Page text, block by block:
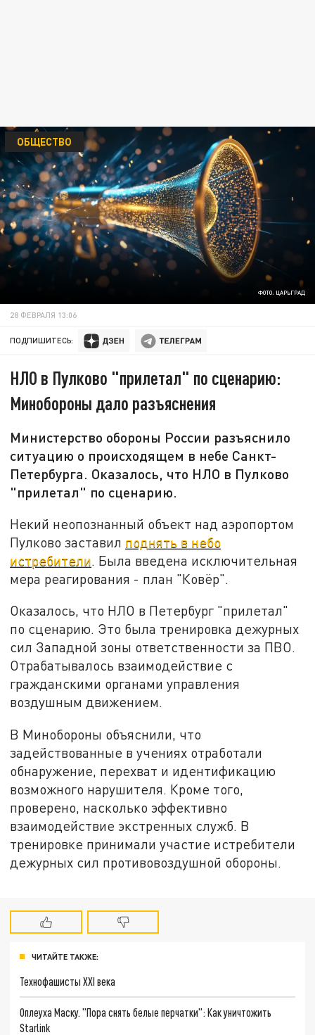
ФОТО: ЦАРЬГРАД
ОБЩЕСТВО
28 ФЕВРАЛЯ 13:06
ПОДПИШИТЕСЬ:
НЛО в Пулково "прилетал" по сценарию:
Минобороны дало разъяснения
Министерство обороны России разъяснило
ситуацию о происходящем в небе Санкт-
Петербурга. Оказалось, что НЛО в Пулково
"прилетал" по сценарию.
Некий неопознанный объект над аэропортом
Пулково заставил поднять в небо
истребители. Была введена исключительная
мера реагирования - план "Ковёр".
Оказалось, что НЛО в Петербург "прилетал"
по сценарию. Это была тренировка дежурных
сил Западной зоны ответственности за ПВО.
Отрабатывалось взаимодействие с
гражданскими органами управления
воздушным движением.
В Минобороны объяснили, что
задействованные в учениях отработали
обнаружение, перехват и идентификацию
возможного нарушителя. Кроме того,
проверено, насколько эффективно
взаимодействие экстренных служб. В
тренировке принимали участие истребители
дежурных сил противовоздушной обороны.
ЧИТАЙТЕ ТАКЖЕ:
Технофашисты XXI века
Оплеуха Маску. "Пора снять белые перчатки": Как уничтожить
Starlink